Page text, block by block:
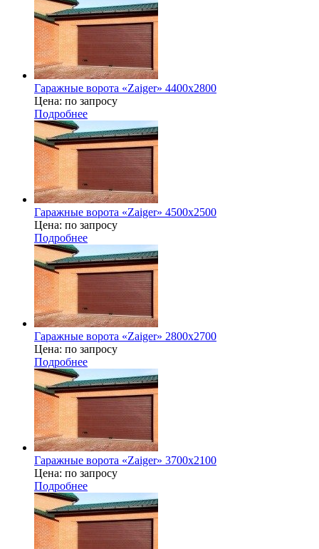
Гаражные ворота «Zaiger» 4400x2800
Цена: по запросу
Подробнее
Гаражные ворота «Zaiger» 4500х2500
Цена: по запросу
Подробнее
Гаражные ворота «Zaiger» 2800x2700
Цена: по запросу
Подробнее
Гаражные ворота «Zaiger» 3700х2100
Цена: по запросу
Подробнее